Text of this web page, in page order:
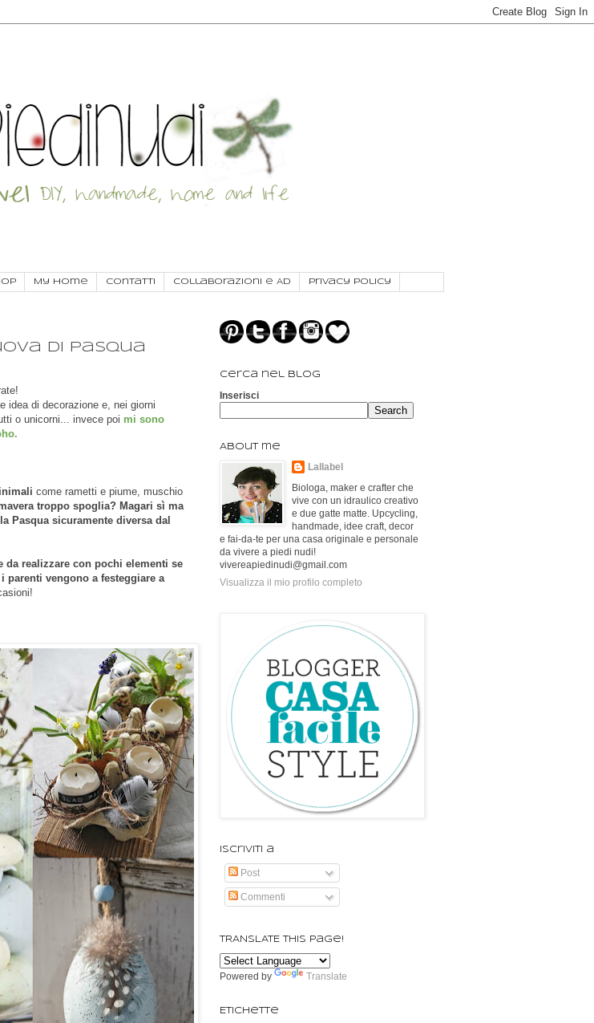
My Home Contatti Collaborazioni e AD Privacy Policy
di Pasqua
idea di decorazione e, nei giorni
o unicorni... invece poi mi sono
come rametti e piume, muschio
troppo spoglia? Magari sì ma
Pasqua sicuramente diversa dal
realizzare con pochi elementi se
parenti vengono a festeggiare a
Cerca nel blog
Inserisci
About me
Lallabel
Biologa, maker e crafter che
vive con un idraulico creativo
e due gatte matte. Upcycling,
handmade, idee craft, decor
e fai-da-te per una casa originale e personale
da vivere a piedi nudi!
vivereapiedinudi@gmail.com
Visualizza il mio profilo completo
Iscriviti a
Post
Commenti
TRANSLATE this page!
Powered by Translate
Etichette